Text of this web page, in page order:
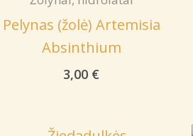
Pelynas (žolė) Artemisia
Absinthium
3,00 €